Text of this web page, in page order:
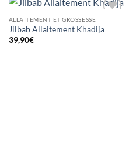
Ajouter
à la liste
ALLAITEMENT ET GROSSESSE
Jilbab Allaitement Khadija
39,90€